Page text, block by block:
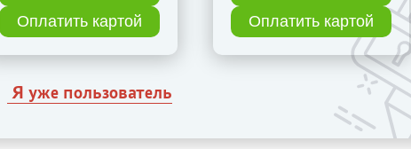
Оплатить картой
Оплатить картой
Я уже пользователь